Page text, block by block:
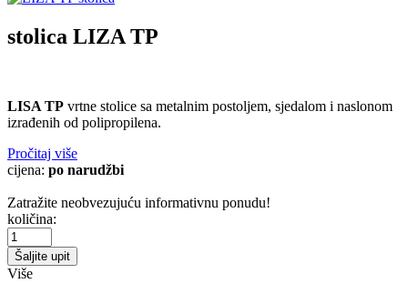
stolica LIZA TP
LISA TP vrtne stolice sa metalnim postoljem, sjedalom i naslonom
izrađenih od polipropilena.
Pročitaj više
cijena: po narudžbi
Zatražite neobvezujuću informativnu ponudu!
količina:
Šaljite upit
Više